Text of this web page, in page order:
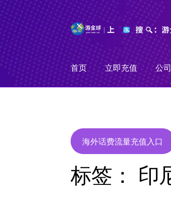
Skip
to
navigation
Skip
to
content
首页
立即充值 公
海外话费流量充值入口
标签： 印